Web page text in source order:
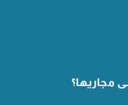
مجاريها؟